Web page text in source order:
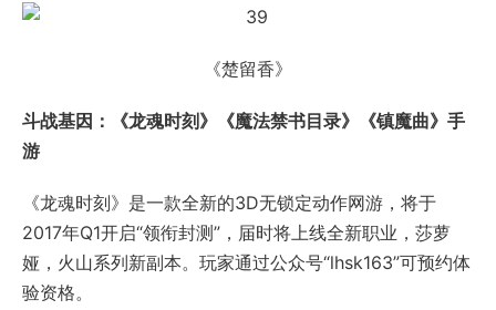
验资格。
《龙魂时刻》
3D学园都市乱斗手游《魔法禁书目录》首次曝光。该游戏
由日本人气动画《魔法禁书目录》、《某科学的超电磁
炮》动画委员会授权，不仅完美还原原著剧情和人物设
定，还将邀请动漫中全体原班声优献声，近期将进行首次